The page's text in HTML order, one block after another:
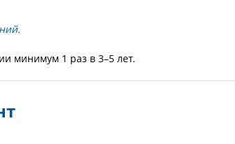
минимум 1 раз в 3–5 лет.